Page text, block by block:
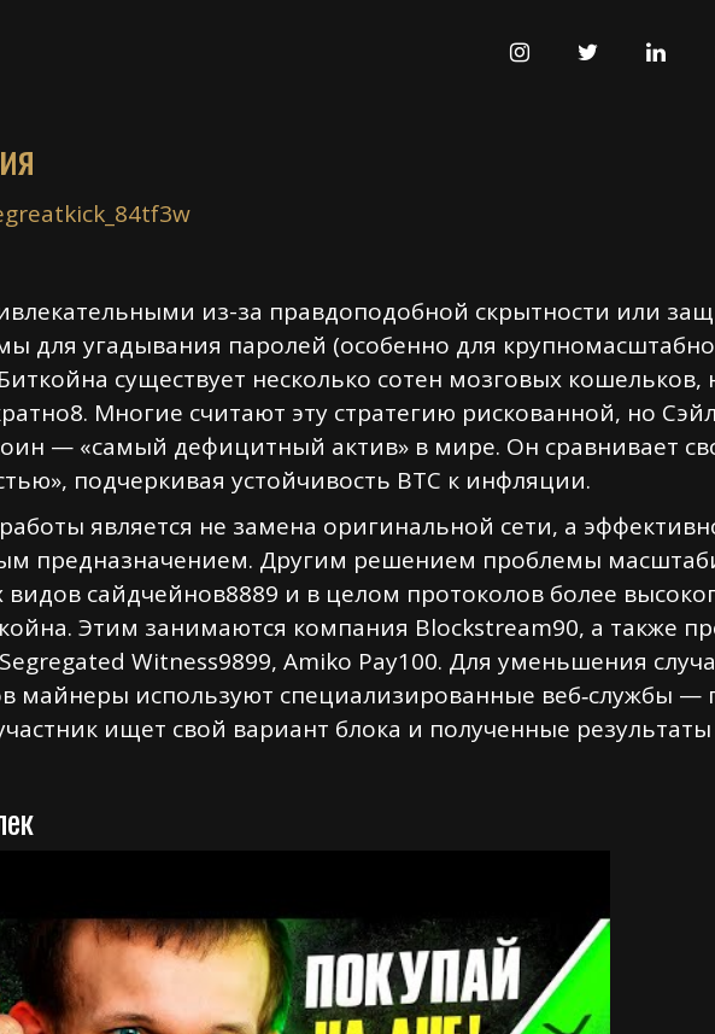
INSTAGRAMTWITTER
из-за правдоподобной скрытности или
для угадывания паролей (особенно для
существует несколько сотен мозговых кошельков,
Многие считают эту стратегию рискованной, но
— «самый дефицитный актив» в мире. Он сравнивает
подчеркивая устойчивость BTC к инфляции.
является не замена оригинальной сети, а
предназначением. Другим решением проблемы
сайдчейнов8889 и в целом протоколов более
Этим занимаются компания Blockstream90, а также
Witness9899, Amiko Pay100. Для уменьшения
майнеры используют специализированные веб‑службы —
ищет свой вариант блока и полученные результаты